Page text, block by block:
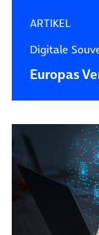
ARTIKEL
Digitale
Europas